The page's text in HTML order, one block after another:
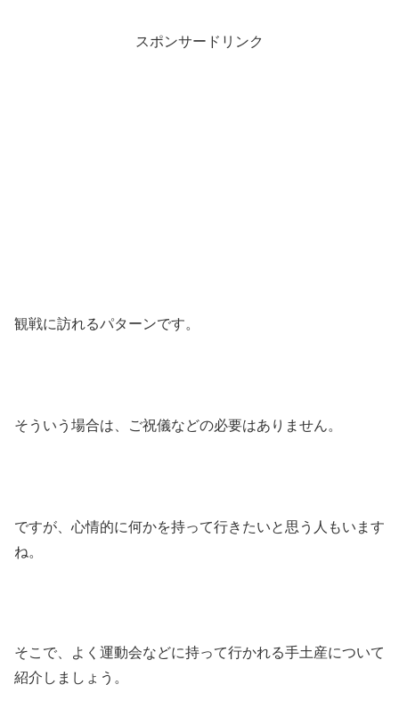
スポンサードリンク
観戦に訪れるパターンです。
そういう場合は、ご祝儀などの必要はありません。
ですが、心情的に何かを持って行きたいと思う人もいます
ね。
そこで、よく運動会などに持って行かれる手土産について
紹介しましょう。